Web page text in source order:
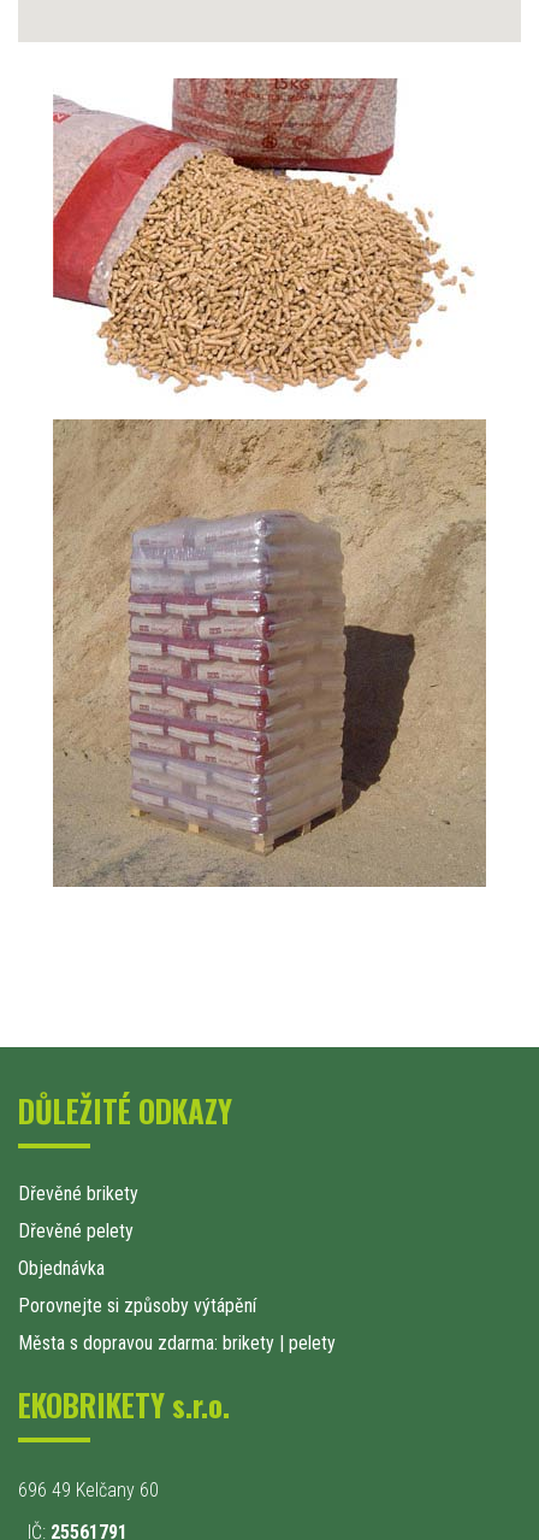
DŮLEŽITÉ ODKAZY
Dřevěné brikety
Dřevěné pelety
Objednávka
Porovnejte si způsoby výtápění
Města s dopravou zdarma: brikety | pelety
EKOBRIKETY s.r.o.
696 49 Kelčany 60
IČ: 25561791